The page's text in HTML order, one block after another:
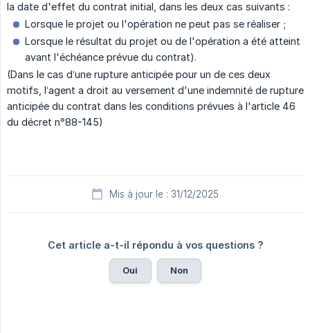
la date d'effet du contrat initial, dans les deux cas suivants :
Lorsque le projet ou l'opération ne peut pas se réaliser ;
Lorsque le résultat du projet ou de l'opération a été atteint
avant l'échéance prévue du contrat).
(Dans le cas d’une rupture anticipée pour un de ces deux
motifs, l’agent a droit au versement d'une indemnité de rupture
anticipée du contrat dans les conditions prévues à l'article 46
du décret n°88-145)
Mis à jour le : 31/12/2025
Cet article a-t-il répondu à vos questions ?
Oui Non